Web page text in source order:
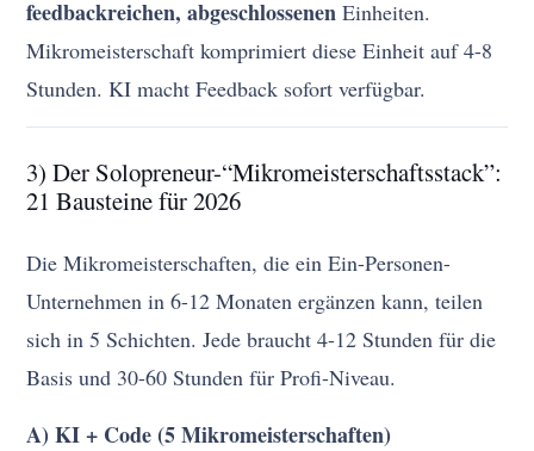
feedback­reichen, abgeschlossenen Einheiten.
Mikromeisterschaft komprimiert diese Einheit auf 4-8
Stunden. KI macht Feedback sofort verfügbar.
3) Der Solopreneur-“Mikromeisterschaftsstack”:
21 Bausteine für 2026
Die Mikromeisterschaften, die ein Ein-Personen-
Unternehmen in 6-12 Monaten ergänzen kann, teilen
sich in 5 Schichten. Jede braucht 4-12 Stunden für die
Basis und 30-60 Stunden für Profi-Niveau.
A) KI + Code (5 Mikromeisterschaften)